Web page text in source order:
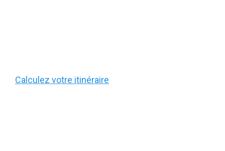
Calculez votre itinéraire